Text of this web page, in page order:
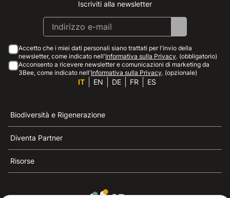
Instagram
Facebook
Linkedin
Youtube
Iscriviti alla newsletter
Accetto che i miei dati personali siano trattati per l'invio della
newsletter, come indicato nell'Informativa sulla Privacy. (obbligatorio)
Acconsento a ricevere newsletter e comunicazioni di marketing da
3Bee, come indicato nell'Informativa sulla Privacy. (opzionale)
IT EN DE FR ES
Biodiversità e Rigenerazione
Diventa Partner
Risorse